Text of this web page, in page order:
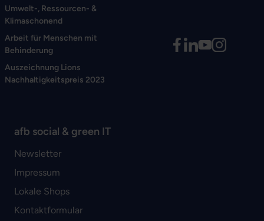
Umwelt-, Ressourcen- &
Klimaschonend
Arbeit für Menschen mit
Behinderung
Auszeichnung Lions
Nachhaltigkeitspreis 2023
afb social & green IT
Newsletter
Impressum
Lokale Shops
Kontaktformular